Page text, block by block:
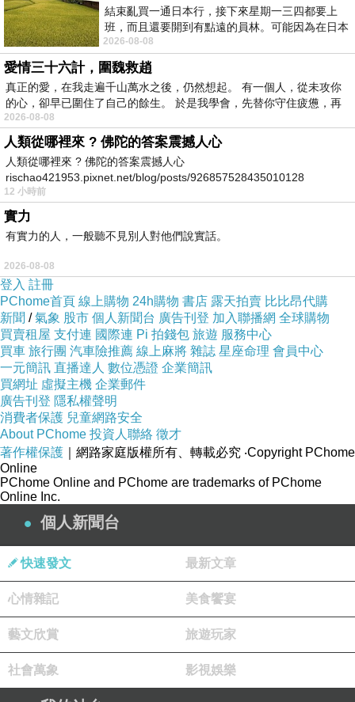
結束亂買一通日本行，接下來星期一三四都要上
班，而且還要開到有點遠的員林。可能因為在日本
花不少錢，星期一出門上班時，心裡沒有一
2026-08-08
愛情三十六計，圍魏救趙
真正的愛，在我走遍千山萬水之後，仍然想起。 有一個人，從未攻你
的心，卻早已圍住了自己的餘生。 於是我學會，先替你守住疲憊，再
2026-08-08
人類從哪裡來 ? 佛陀的答案震撼人心
人類從哪裡來 ? 佛陀的答案震撼人心
rischao421953.pixnet.net/blog/posts/926857528435010128
12 小時前
實力
有實力的人，一般聽不見別人對他們說實話。
2026-08-08
登入 註冊
PChome首頁 線上購物 24h購物 書店 露天拍賣 比比昂代購
新聞 /氣象 股市 個人新聞台 廣告刊登 加入聯播網 全球購物
買賣租屋 支付連 國際連 Pi 拍錢包 旅遊 服務中心
買車 旅行團 汽車險推薦 線上麻將 雜誌 星座命理 會員中心
一元簡訊 直播達人 數位憑證 企業簡訊
買網址 虛擬主機 企業郵件
廣告刊登 隱私權聲明
消費者保護 兒童網路安全
About PChome 投資人聯絡 徵才
著作權保護 ｜網路家庭版權所有、轉載必究 ‧Copyright PChome
Online
PChome Online and PChome are trademarks of PChome
Online Inc.
個人新聞台
快速發文 最新文章
心情雜記 美食饗宴
藝文欣賞 旅遊玩家
社會萬象 影視娛樂